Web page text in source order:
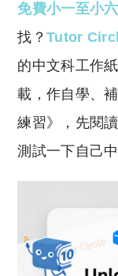
免費小一至小
找？Tutor
的中文科工作
載，作自學、
練習》，先閱
測試一下自己